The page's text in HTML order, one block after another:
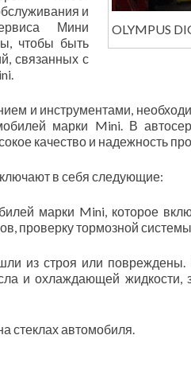
OLYMPUS
и
Мини
чтобы быть
связанных с
и инструментами,
марки Mini. В
качество и надежность
в себя следующие:
марки Mini, которое
проверку тормозной
из строя или повреждены.
и охлаждающей жидкости,
стеклах автомобиля.